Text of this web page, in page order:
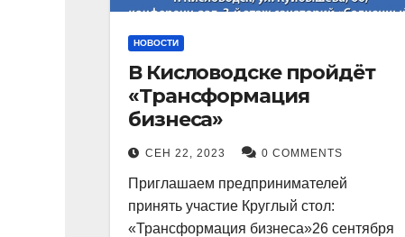
НОВОСТИ
В Кисловодске пройдёт
«Трансформация
бизнеса»
СЕН 22, 2023 0 COMMENTS
Приглашаем предпринимателей
принять участие Круглый стол:
«Трансформация бизнеса»26 сентября